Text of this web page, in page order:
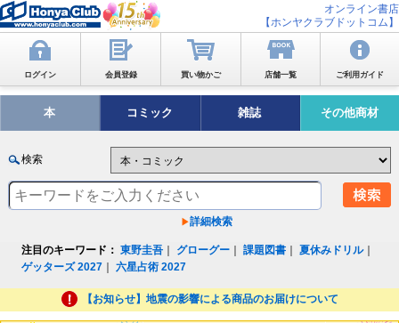
オンライン書店
【ホンヤクラブドットコム】
ログイン 会員登録 買い物かご 店舗一覧 ご利用ガイド
本 コミック 雑誌 その他商材
検索
詳細検索
注目のキーワード： 東野圭吾 グローグー ｜課題図書 ｜夏休みドリル｜
ゲッターズ 2027 ｜六星占術 2027
【お知らせ】地震の影響による商品のお届けについて